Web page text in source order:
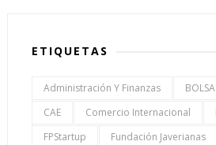
ETIQUETAS
Administración Y Finanzas
CAE
Comercio Internacional
FPStartup
Fundación Javerianas